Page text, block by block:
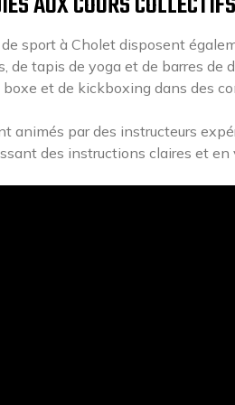
sport à Cholet disposent
de tapis de yoga et de barres de
boxe et de kickboxing dans des
animés par des instructeurs
des instructions claires et